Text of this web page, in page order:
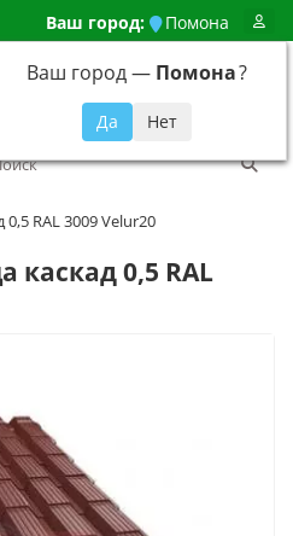
Ваш город: Помона
Ваш город — Помона?
92-94
RAL 3009 Velur20
каскад 0,5 RAL